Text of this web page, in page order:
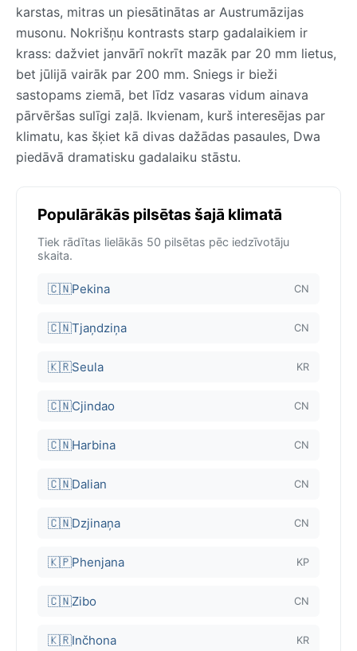
karstas, mitras un piesātinātas ar Austrumāzijas
musonu. Nokrišņu kontrasts starp gadalaikiem ir
krass: dažviet janvārī nokrīt mazāk par 20 mm lietus,
bet jūlijā vairāk par 200 mm. Sniegs ir bieži
sastopams ziemā, bet līdz vasaras vidum ainava
pārvēršas sulīgi zaļā. Ikvienam, kurš interesējas par
klimatu, kas šķiet kā divas dažādas pasaules, Dwa
piedāvā dramatisku gadalaiku stāstu.
Populārākās pilsētas šajā klimatā
Tiek rādītas lielākās 50 pilsētas pēc iedzīvotāju
skaita.
🇨🇳Pekina CN
🇨🇳Tjaņdziņa CN
🇰🇷Seula KR
🇨🇳Cjindao CN
🇨🇳Harbina CN
🇨🇳Dalian CN
🇨🇳Dzjinaņa CN
🇰🇵Phenjana KP
🇨🇳Zibo CN
🇰🇷Inčhona KR